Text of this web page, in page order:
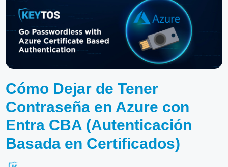
Cómo Dejar de Tener
Contraseña en Azure con
Entra CBA (Autenticación
Basada en Certificados)